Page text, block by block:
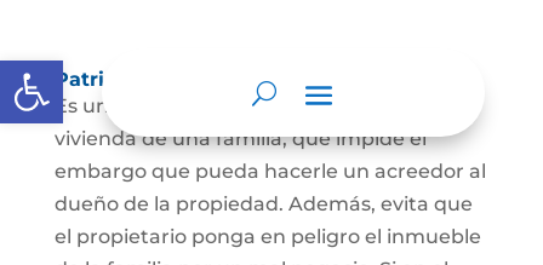
Abrir barra de herramientas
Patrimonio de familia inembargable
Es una clase especial de protección de la
vivienda de una familia, que impide el
embargo que pueda hacerle un acreedor al
dueño de la propiedad. Además, evita que
el propietario ponga en peligro el inmueble